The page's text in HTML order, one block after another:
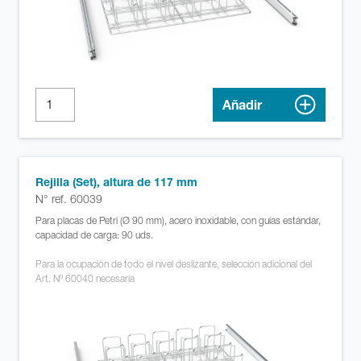
Añadir
Rejilla (Set), altura de 117 mm
N° ref. 60039
Para placas de Petri (Ø 90 mm), acero inoxidable, con guías estándar,
capacidad de carga: 90 uds.
Para la ocupación de todo el nivel deslizante, selección adicional del
Art. Nº 60040 necesaria